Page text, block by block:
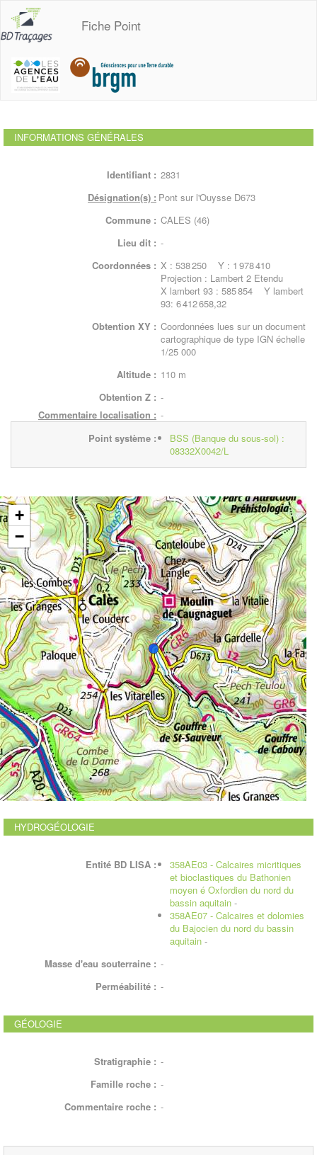
Fiche Point
INFORMATIONS GÉNÉRALES
Identifiant : 2831
Désignation(s) : Pont sur l'Ouysse D673
Commune : CALES (46)
Lieu dit : -
Coordonnées : X : 538 250 Y : 1 978 410
Projection : Lambert 2 Etendu
X lambert 93 : 585 854 Y lambert
93: 6 412 658,32
Obtention XY : Coordonnées lues sur un document
cartographique de type IGN échelle
1/25 000
Altitude : 110 m
Obtention Z : -
Commentaire localisation : -
Point système :
BSS (Banque du sous-sol) :
08332X0042/L
+
−
HYDROGÉOLOGIE
Entité BD LISA :
358AE03 - Calcaires micritiques
et bioclastiques du Bathonien
moyen é Oxfordien du nord du
bassin aquitain -
358AE07 - Calcaires et dolomies
du Bajocien du nord du bassin
aquitain -
Masse d'eau souterraine : -
Perméabilité : -
GÉOLOGIE
Stratigraphie : -
Famille roche : -
Commentaire roche : -